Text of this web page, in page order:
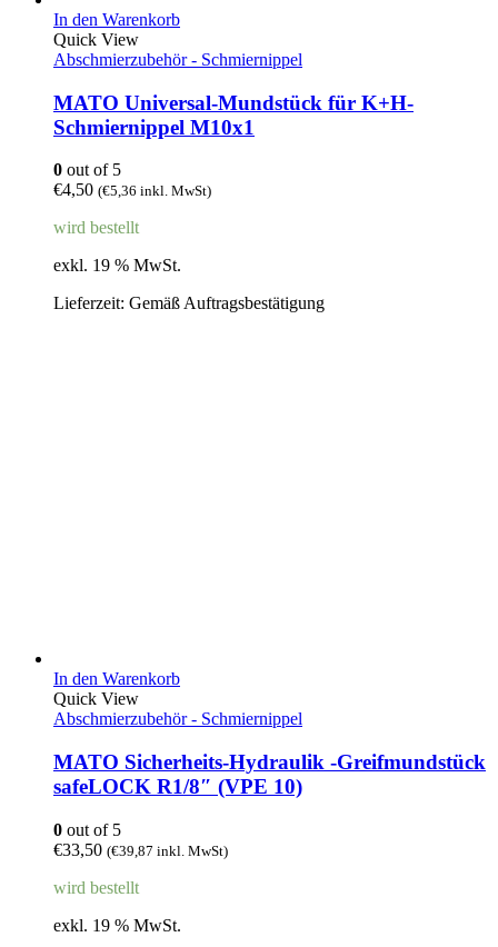
In den Warenkorb
Quick View
Abschmierzubehör - Schmiernippel
MATO Universal-Mundstück für K+H-
Schmiernippel M10x1
0 out of 5
€4,50 (€5,36 inkl. MwSt)
wird bestellt
exkl. 19 % MwSt.
Lieferzeit: Gemäß Auftragsbestätigung
In den Warenkorb
Quick View
Abschmierzubehör - Schmiernippel
MATO Sicherheits-Hydraulik -Greifmundstück
safeLOCK R1/8″ (VPE 10)
0 out of 5
€33,50 (€39,87 inkl. MwSt)
wird bestellt
exkl. 19 % MwSt.